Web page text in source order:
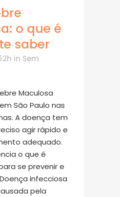
o que é
saber
in Sem
Maculosa
São Paulo nas
A doença tem
agir rápido e
adequado.
o que é
se prevenir e
infecciosa
pela